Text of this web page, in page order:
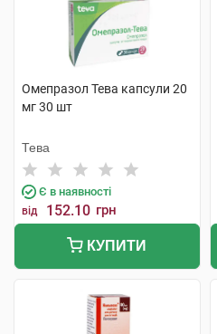
Омепразол Тева капсули 20
мг 30 шт
Тева
Є в наявності
від 152.10 грн
КУПИТИ